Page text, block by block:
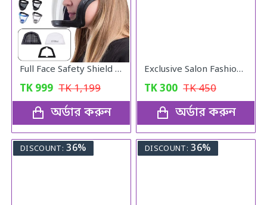
Full Face Safety Shield with Filter
TK 999 TK1,199
অর্ডার করুন
Exclusive Salon Fashion Professional Round Hair Brush
TK300 TK450
অর্ডার করুন
DISCOUNT: 36% DISCOUNT: 36%